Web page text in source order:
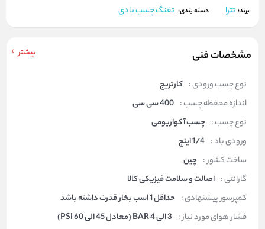
برند: تترا دسته بندی: تفنگ چسب بادی
مشخصات فنی بیشتر
نوع چسب ورودی : کارتریج
اندازه محفظه چسب : 400 سی سی
نوع چسب : چسب آکواریومی
ورودی باد : 1/4 اینچ
ساخت کشور : چین
گارانتی : اصالت و سلامت فیزیکی کالا
کمپرسور پیشنهادی : حداقل 1 اسب بخار قدرت داشته باشد
فشار هوای مورد نیاز : 3 الی 4 BAR (معادل 45 الی 60 PSI)